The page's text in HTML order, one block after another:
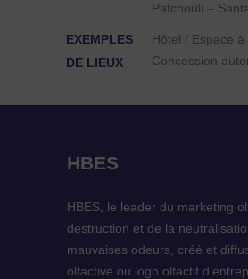
Patchouli –
EXEMPLES
DE LIEUX
Hôtel / Espace
Concession
HBES
HBES, le leader du marketing
destruction et de la
mauvaises odeurs, créé et
olfactive ou logo olfactif